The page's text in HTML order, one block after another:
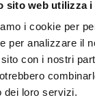
sito web utilizza i
i cookie per
per analizzare il
con i nostri
dei loro servizi.
UNIVERSAL
P.IVA
rispetto delle